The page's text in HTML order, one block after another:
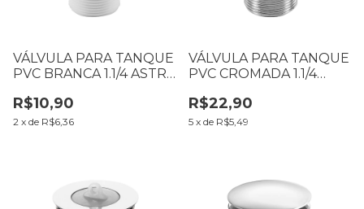
VÁLVULA PARA TANQUE
PVC BRANCA 1.1/4 ASTRA
R$10,90
2 x de R$6,36
VÁLVULA PARA TANQUE
PVC CROMADA 1.1/4
R$22,90
5 x de R$5,49